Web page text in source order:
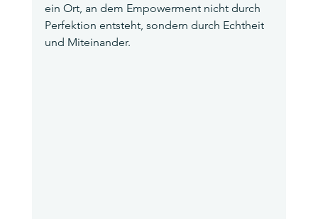
ein Ort, an dem Empowerment nicht durch
Perfektion entsteht, sondern durch Echtheit
und Miteinander.